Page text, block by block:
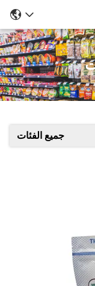
جميع الفئات